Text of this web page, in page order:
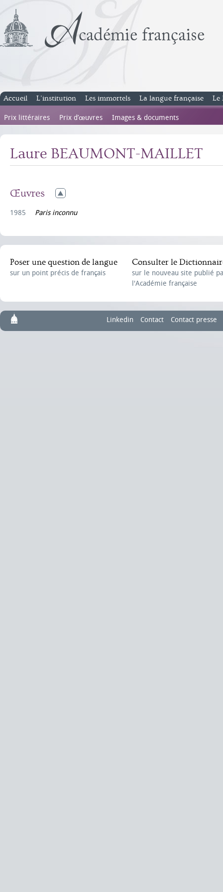
Accueil L’institution Les immortels La langue française Le
Prix littéraires Prix d’œuvres Images & documents
Laure BEAUMONT-MAILLET
Œuvres
1985 Paris inconnu
Poser une question de langue
sur un point précis de français
Consulter le
sur le nouveau site publié
l'Académie française
Linkedin Contact Contact presse